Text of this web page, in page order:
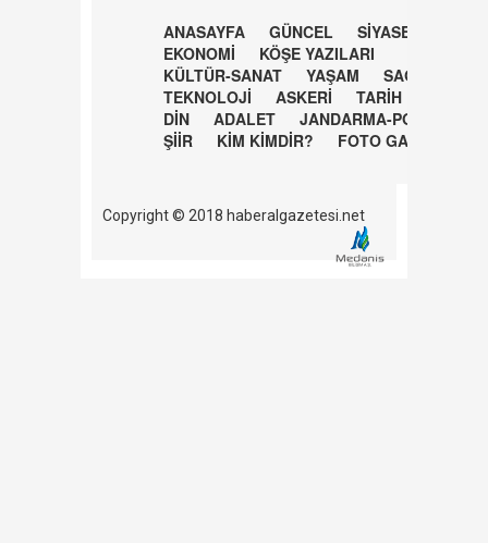
ANASAYFA GÜNCEL
SİYASET
EKONOMİ
KÖŞE YAZILARI
KÜLTÜR-SANAT
YAŞAM
SAĞLIK
TEKNOLOJİ
ASKERİ
TARİH
DİN
ADALET
JANDARMA-POLİS
ŞİİR
KİM KİMDİR? FOTO GALERİ
Copyright © 2018 haberalgazetesi.net